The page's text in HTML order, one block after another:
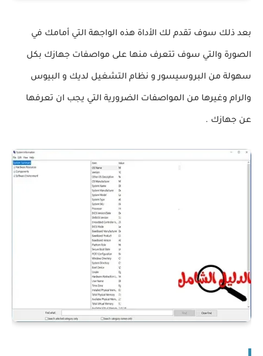
بعد ذلك سوف تقدم لك الأداة هذه الواجهة التي أمامك في
الصورة والتي سوف تتعرف منها على مواصفات جهازك بكل
سهولة من البروسيسور و نظام التشغيل لديك و البيوس
والرام وغيرها من المواصفات الضرورية التي يجب ان تعرفها
عن جهازك .